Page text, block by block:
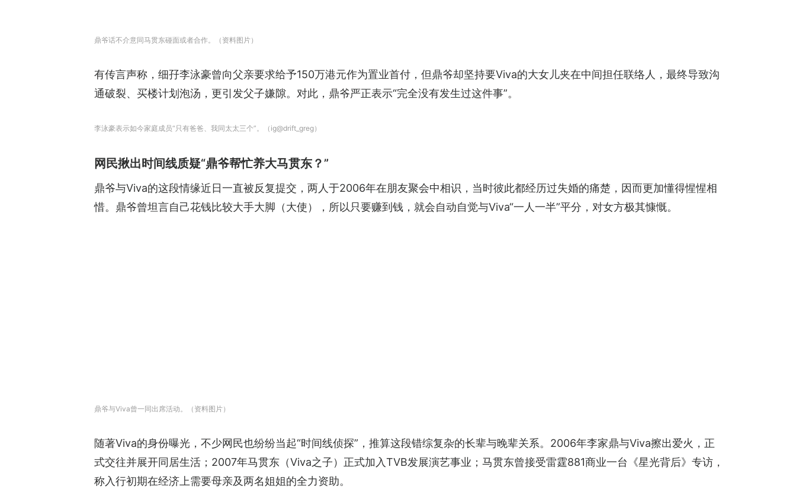
鼎爷话不介意同马贯东碰面或者合作。（资料图片）
有传言声称，细孖李泳豪曾向父亲要求给予150万港元作为置业首付，但鼎爷却坚持要Viva的大女儿夹在中间担任联络人，最终导致沟
通破裂、买楼计划泡汤，更引发父子嫌隙。对此，鼎爷严正表示“完全没有发生过这件事”。
李泳豪表示如今家庭成员“只有爸爸、我同太太三个”。（ig@drift_greg）
网民揪出时间线质疑“鼎爷帮忙养大马贯东？”
鼎爷与Viva的这段情缘近日一直被反复提交，两人于2006年在朋友聚会中相识，当时彼此都经历过失婚的痛楚，因而更加懂得惺惺相
惜。鼎爷曾坦言自己花钱比较大手大脚（大使），所以只要赚到钱，就会自动自觉与Viva“一人一半”平分，对女方极其慷慨。
鼎爷与Viva曾一同出席活动。（资料图片）
随著Viva的身份曝光，不少网民也纷纷当起“时间线侦探”，推算这段错综复杂的长辈与晚辈关系。2006年李家鼎与Viva擦出爱火，正
式交往并展开同居生活；2007年马贯东（Viva之子）正式加入TVB发展演艺事业；马贯东曾接受雷霆881商业一台《星光背后》专访，
称入行初期在经济上需要母亲及两名姐姐的全力资助。